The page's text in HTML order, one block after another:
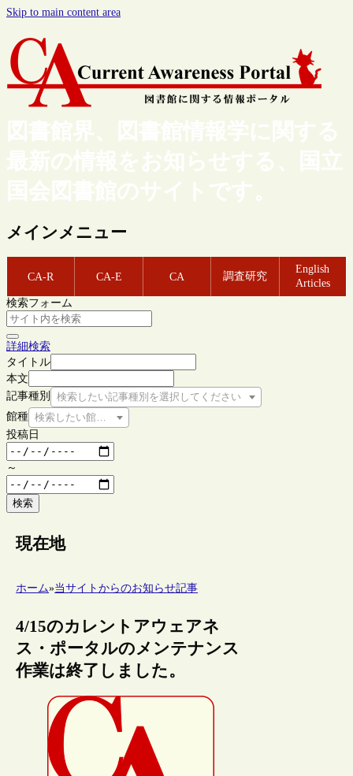
Skip to main content area
図書館界、図書館情報学に関する
最新の情報をお知らせする、国立
国会図書館のサイトです。
メインメニュー
CA-R CA-E CA 調査研究
English
Articles
検索フォーム
詳細検索
タイトル
本文
記事種別
検索したい記事種別を選択してください
館種 検索したい館種を選択してください
投稿日
～
検索
現在地
ホーム»当サイトからのお知らせ記事
4/15のカレントアウェアネ
ス・ポータルのメンテナンス
作業は終了しました。